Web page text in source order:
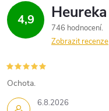
4,9
746 hodnocení
Zobrazit recenze
6.8.2026
Ochota.